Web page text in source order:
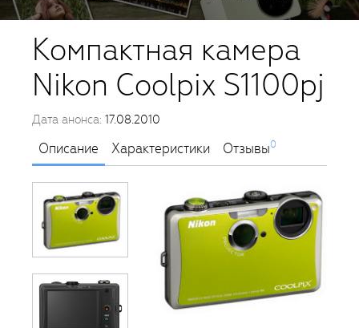
Компактная камера
Nikon Coolpix S1100pj
Дата анонса: 17.08.2010
Описание Характеристики Отзывы0